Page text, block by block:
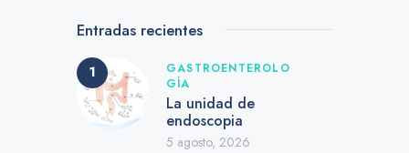
Entradas recientes
GASTROENTEROLO
GÍA
La unidad de
endoscopia
5 agosto, 2026